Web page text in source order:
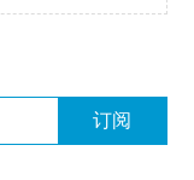
订阅